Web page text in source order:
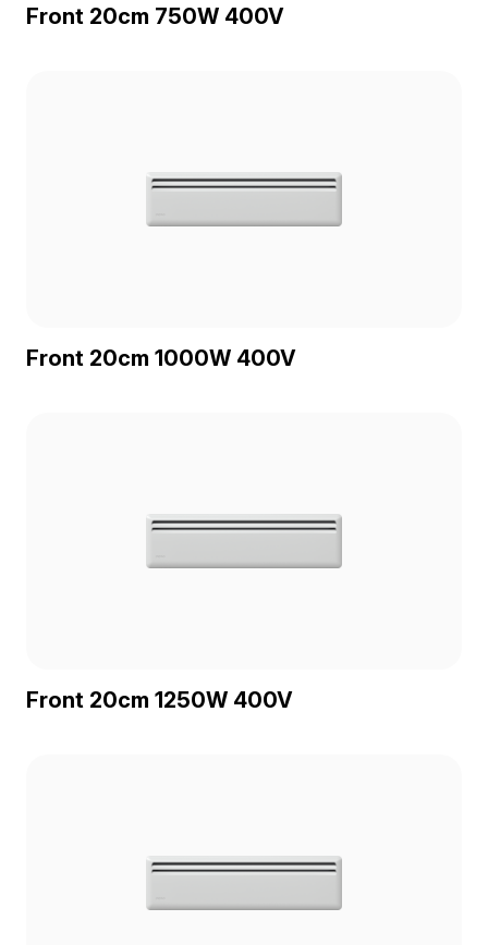
Front 20cm 750W 400V
Front 20cm 1000W 400V
Front 20cm 1250W 400V